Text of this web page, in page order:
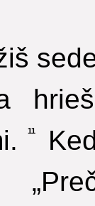
11